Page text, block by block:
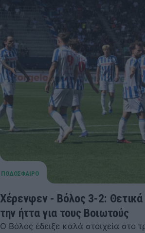
Χέρενφεν - Βόλος 3-2: Θετικά
την ήττα για τους Βοιωτούς
Ο Βόλος έδειξε καλά στοιχεία στο